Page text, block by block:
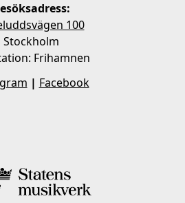
100
Stockholm
Frihamnen
| Facebook